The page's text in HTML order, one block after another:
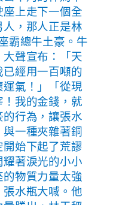
上走下一個全
，那人正是林
霸總牛土豪。牛
聲宣布：「天
經用一百噸的
氣！」「從現
我的金錢，就
行為，讓張水
一種夾雜著銅
始下起了荒謬
著淚光的小小
物質力量太強
水瓶大喊。他